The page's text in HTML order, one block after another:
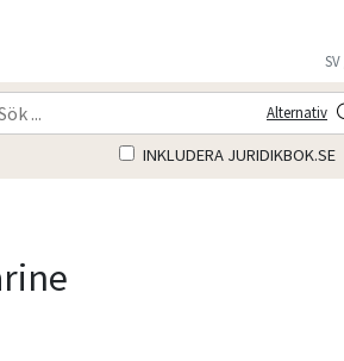
SV
Alternativ
INKLUDERA JURIDIKBOK.SE